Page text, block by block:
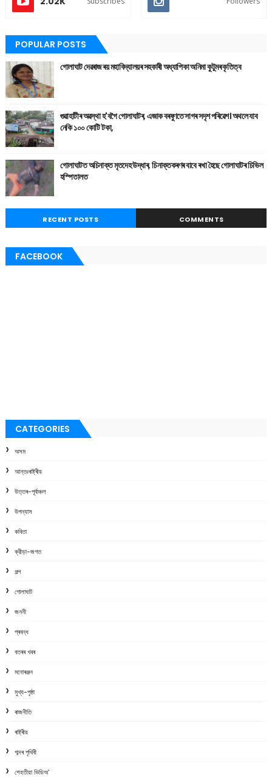
POPULAR POSTS
গোলাঘাট দেৱৰাজ ৰয় মহাবিদ্যালয়ৰ সহকাৰী অধ্যাপিকা অনিমা কুটুমৰ কৃতিত্ব
গুৱাহাটীৰ অৱস্থা হ'বগৈ গোলাঘাটৰ, এজাক বৰষুণতে সাগৰ সদৃশ পৰিৱেশ। অথলে যাব
নেকি ১০০ কোটি টকা,
গোলাঘাটত অচিনাক্ত মৃতদেহ উদ্ধাৰ, চিনাক্তকৰণৰ বাবে ৰখা হৈছে গোলাঘাটৰ চিভিল
হস্পিতালত
RECENT POSTS COMMENTS
FACEBOOK
CATEGORIES
অসম
আন্তঃৰাষ্ট্ৰীয়
উত্তৰ-পূৰ্বাঞ্চল
উপন্যাস
কবিতা
ক্রীড়া-জগত
গল্প
গোলাঘাট
জননী
প্ৰবন্ধ
বতৰৰ খবৰ
মনোৰঞ্জন
মুখ্য-পৃষ্ঠা
ৰাজনীতি
ৰাষ্ট্ৰীয়
শব্দৰ পৃথিবী
শেহতীয়া ভিডিঅ’